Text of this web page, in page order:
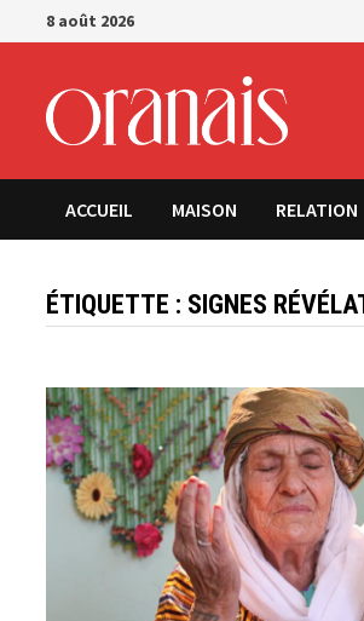
Passer
au
8 août 2026
ACCUEIL MAISON RELATION
ÉTIQUETTE : SIGNES